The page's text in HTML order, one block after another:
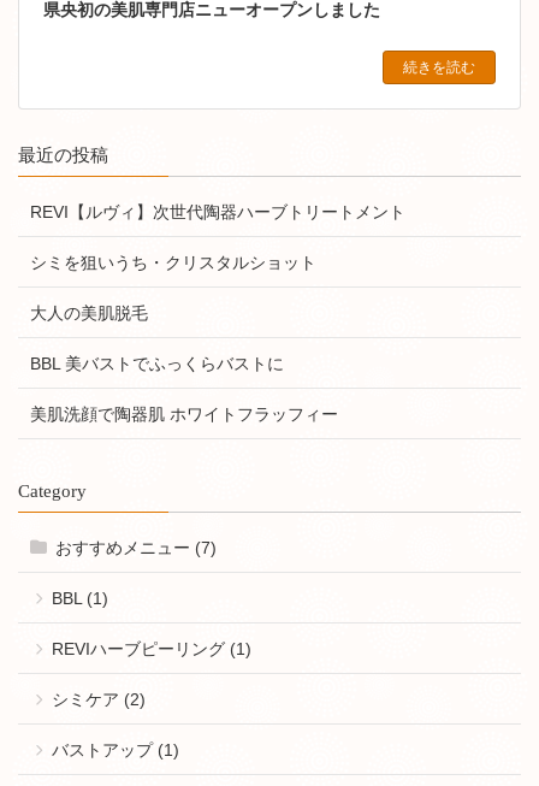
県央初の美肌専門店ニューオープンしました
続きを読む
最近の投稿
REVI【ルヴィ】次世代陶器ハーブトリートメント
シミを狙いうち・クリスタルショット
大人の美肌脱毛
BBL 美バストでふっくらバストに
美肌洗顔で陶器肌 ホワイトフラッフィー
Category
おすすめメニュー (7)
BBL (1)
REVIハーブピーリング (1)
シミケア (2)
バストアップ (1)